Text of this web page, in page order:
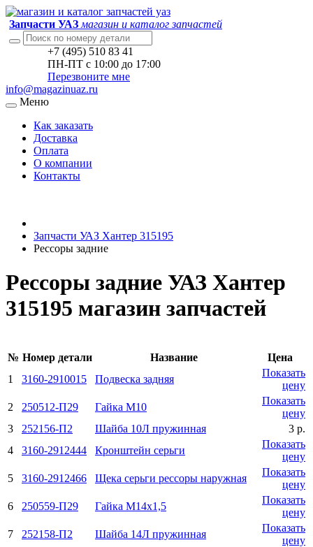
Запчасти УАЗ магазин и каталог запчастей
+7 (495) 510 83 41
ПН-ПТ с 10:00 до 17:00
Перезвоните мне
info@magazinuaz.ru
Меню
Как заказать
Доставка
Оплата
О компании
Контакты
Запчасти УАЗ Хантер 315195
Рессоры задние
Рессоры задние УАЗ Хантер
315195 магазин запчастей
№ Номер детали Название
Цена
1
3160-2910015 Подвеска задняя
Показать
цену
2
250512-П29 Гайка М10
Показать
цену
3
252156-П2 Шайба 10Л пружинная
3 р.
4
3160-2912444 Кронштейн серьги
Показать
цену
5
3160-2912466 Щека серьги рессоры наружная
Показать
цену
6
250559-П29 Гайка М14х1,5
Показать
цену
7
252158-П2 Шайба 14Л пружинная
Показать
цену